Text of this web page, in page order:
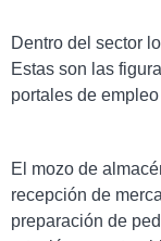
Dentro del sector
Estas son las
portales de
El mozo de
recepción de
preparación de